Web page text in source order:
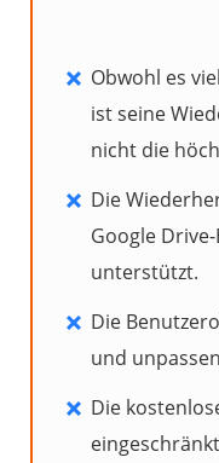
Obwohl es
ist seine
nicht die
Die
Google
unterstützt.
Die
und
Die